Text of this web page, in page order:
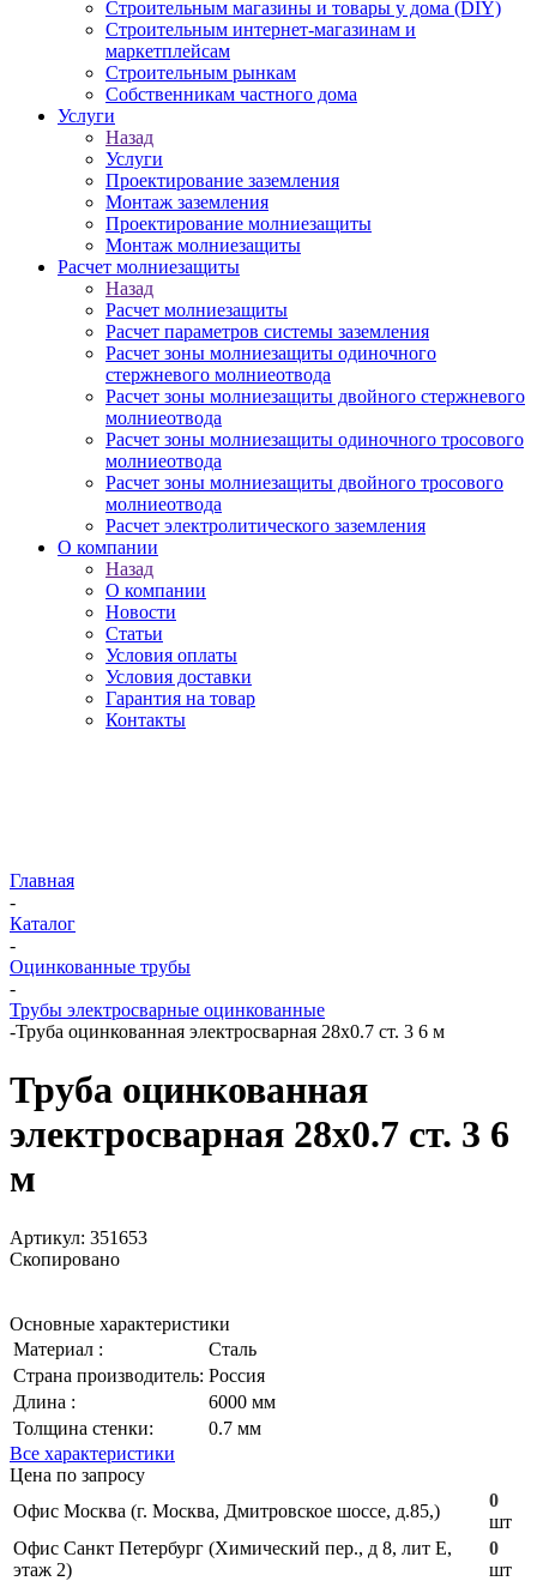
Строительным магазины и товары у дома (DIY)
Строительным интернет-магазинам и
маркетплейсам
Строительным рынкам
Собственникам частного дома
Услуги
Назад
Услуги
Проектирование заземления
Монтаж заземления
Проектирование молниезащиты
Монтаж молниезащиты
Расчет молниезащиты
Назад
Расчет молниезащиты
Расчет параметров системы заземления
Расчет зоны молниезащиты одиночного
стержневого молниеотвода
Расчет зоны молниезащиты двойного стержневого
молниеотвода
Расчет зоны молниезащиты одиночного тросового
молниеотвода
Расчет зоны молниезащиты двойного тросового
молниеотвода
Расчет электролитического заземления
О компании
Назад
О компании
Новости
Статьи
Условия оплаты
Условия доставки
Гарантия на товар
Контакты
Главная
-
Каталог
-
Оцинкованные трубы
-
Трубы электросварные оцинкованные
-Труба оцинкованная электросварная 28х0.7 ст. 3 6 м
Труба оцинкованная
электросварная 28х0.7 ст. 3 6
м
Артикул: 351653
Скопировано
Основные характеристики
Материал :
Сталь
Страна производитель: Россия
Длина :
6000 мм
Толщина стенки:
0.7 мм
Все характеристики
Цена по запросу
Офис Москва (г. Москва, Дмитровское шоссе, д.85,)
0
шт
Офис Санкт Петербург (Химический пер., д 8, лит Е,
этаж 2)
0
шт